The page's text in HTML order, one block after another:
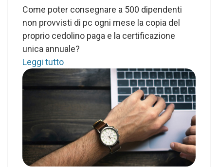
Come poter consegnare a 500 dipendenti
non provvisti di pc ogni mese la copia del
proprio cedolino paga e la certificazione
unica annuale?
Leggi tutto